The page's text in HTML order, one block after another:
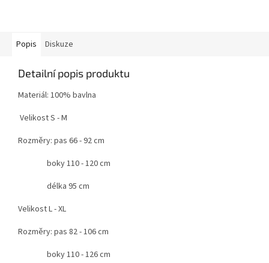
Popis Diskuze
Detailní popis produktu
Materiál: 100% bavlna
Velikost S - M
Rozměry: pas 66 - 92 cm
boky 110 - 120 cm
délka 95 cm
Velikost L - XL
Rozměry: pas 82 - 106 cm
boky 110 - 126 cm